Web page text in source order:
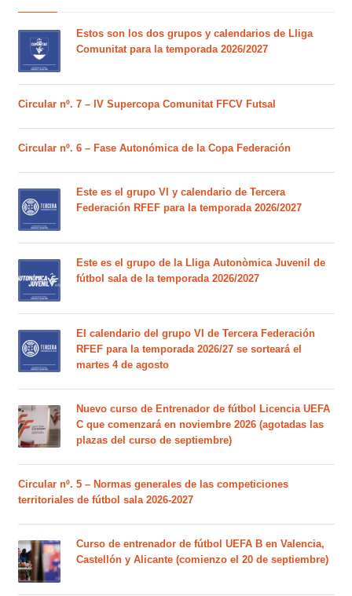
Estos son los dos grupos y calendarios de Lliga
Comunitat para la temporada 2026/2027
Circular nº. 7 – IV Supercopa Comunitat FFCV Futsal
Circular nº. 6 – Fase Autonómica de la Copa Federación
Este es el grupo VI y calendario de Tercera
Federación RFEF para la temporada 2026/2027
Este es el grupo de la Lliga Autonòmica Juvenil de
fútbol sala de la temporada 2026/2027
El calendario del grupo VI de Tercera Federación
RFEF para la temporada 2026/27 se sorteará el
martes 4 de agosto
Nuevo curso de Entrenador de fútbol Licencia UEFA
C que comenzará en noviembre 2026 (agotadas las
plazas del curso de septiembre)
Circular nº. 5 – Normas generales de las competiciones
territoriales de fútbol sala 2026-2027
Curso de entrenador de fútbol UEFA B en Valencia,
Castellón y Alicante (comienzo el 20 de septiembre)